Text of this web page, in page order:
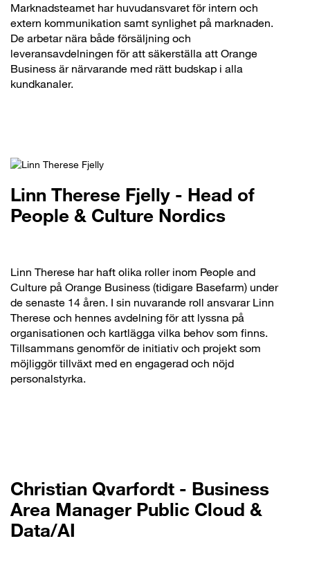
Marknadsteamet har huvudansvaret för intern och
extern kommunikation samt synlighet på marknaden.
De arbetar nära både försäljning och
leveransavdelningen för att säkerställa att Orange
Business är närvarande med rätt budskap i alla
kundkanaler.
Linn Therese Fjelly - Head of
People & Culture Nordics
Linn Therese har haft olika roller inom People and
Culture på Orange Business (tidigare Basefarm) under
de senaste 14 åren. I sin nuvarande roll ansvarar Linn
Therese och hennes avdelning för att lyssna på
organisationen och kartlägga vilka behov som finns.
Tillsammans genomför de initiativ och projekt som
möjliggör tillväxt med en engagerad och nöjd
personalstyrka.
Christian Qvarfordt - Business
Area Manager Public Cloud &
Data/AI